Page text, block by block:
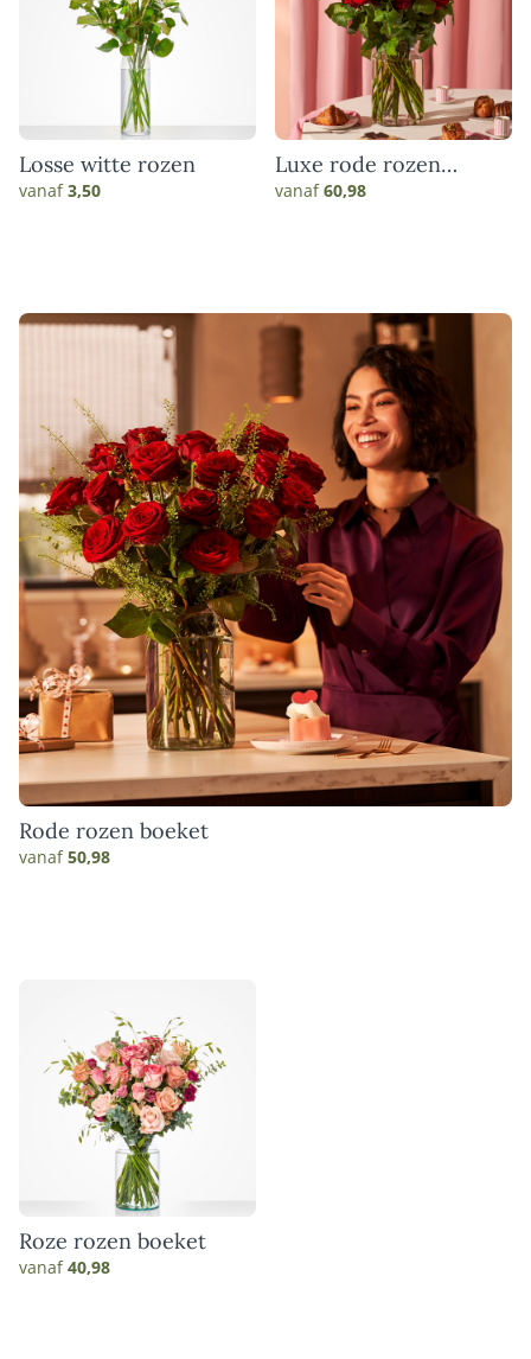
Losse witte rozen
vanaf3,50
Luxe rode rozen
boeket
vanaf60,98
Rode rozen boeket
vanaf50,98
Roze rozen boeket
vanaf40,98